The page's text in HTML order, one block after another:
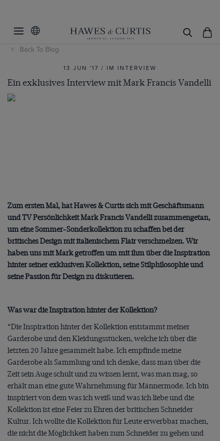
Back To Blog
13 JUN '17 / IM INTERVIEW
Ein exklusives Interview mit Mark Francis Vandelli
Zum ersten Mal, hat Hawes & Curtis sich mit Geschäftsmann
und TV Persönlichkeit Mark Francis Vandelli zusammengetan,
um eine Sommer-Sonderkollektion zu schaffen bei der
britisches Design mit italienischem Flair verschmelzen. Wir
haben uns mit Mark getroffen um mit ihm über die Inspiration
hinter seiner exklusiven Kollektion, seine Stilphilosophie und
seine Passion für Design zu diskutieren.
Was war die Inspiration hinter der Kollektion?
“Die Inspiration hinter der Kollektion entstammt meiner
Garderobe und den Kleidungsstücken, welche ich über die
letzten 20 Jahre gesammelt habe. Ich empfinde meine
Garderobe als Sammlung und ich denke, dass man über die
Zeit sein Auge schult und zu wissen lernt, was man mag, so
erhält man eine gute Wahrnehmung für Männermode. Ich bin
inspiriert von dem was ich weiß und was ich liebe und die
Kollektion ist eine Feier zu Ehren der britischen Schneider
Kultur. Ich wollte die Kollektion für Leute erwerbbar machen,
die nicht die Möglichkeit haben zum Schneider zu gehen und